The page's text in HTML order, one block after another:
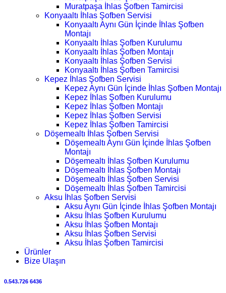
Muratpaşa İhlas Şofben Tamircisi
Konyaaltı İhlas Şofben Servisi
Konyaaltı Aynı Gün İçinde İhlas Şofben
Montajı
Konyaaltı İhlas Şofben Kurulumu
Konyaaltı İhlas Şofben Montajı
Konyaaltı İhlas Şofben Servisi
Konyaaltı İhlas Şofben Tamircisi
Kepez İhlas Şofben Servisi
Kepez Aynı Gün İçinde İhlas Şofben Montajı
Kepez İhlas Şofben Kurulumu
Kepez İhlas Şofben Montajı
Kepez İhlas Şofben Servisi
Kepez İhlas Şofben Tamircisi
Döşemealtı İhlas Şofben Servisi
Döşemealtı Aynı Gün İçinde İhlas Şofben
Montajı
Döşemealtı İhlas Şofben Kurulumu
Döşemealtı İhlas Şofben Montajı
Döşemealtı İhlas Şofben Servisi
Döşemealtı İhlas Şofben Tamircisi
Aksu İhlas Şofben Servisi
Aksu Aynı Gün İçinde İhlas Şofben Montajı
Aksu İhlas Şofben Kurulumu
Aksu İhlas Şofben Montajı
Aksu İhlas Şofben Servisi
Aksu İhlas Şofben Tamircisi
Ürünler
Bize Ulaşın
0.543.726 6436